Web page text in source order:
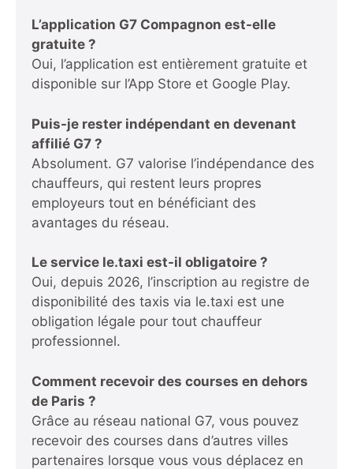
L’application G7 Compagnon est-elle
gratuite ?
Oui, l’application est entièrement gratuite et
disponible sur l’App Store et Google Play.
Puis-je rester indépendant en devenant
affilié G7 ?
Absolument. G7 valorise l’indépendance des
chauffeurs, qui restent leurs propres
employeurs tout en bénéficiant des
avantages du réseau.
Le service le.taxi est-il obligatoire ?
Oui, depuis 2026, l’inscription au registre de
disponibilité des taxis via le.taxi est une
obligation légale pour tout chauffeur
professionnel.
Comment recevoir des courses en dehors
de Paris ?
Grâce au réseau national G7, vous pouvez
recevoir des courses dans d’autres villes
partenaires lorsque vous vous déplacez en